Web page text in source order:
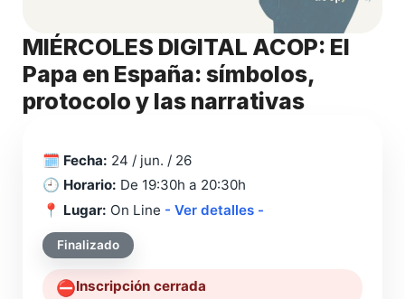
MIÉRCOLES DIGITAL ACOP: El
Papa en España: símbolos,
protocolo y las narrativas
🗓️ Fecha: 24 / jun. / 26
🕘 Horario: De 19:30h a 20:30h
📍 Lugar: On Line - Ver detalles -
Finalizado
⛔️Inscripción cerrada